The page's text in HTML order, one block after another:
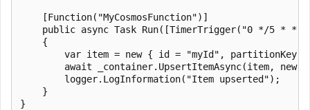
    [Function("MyCosmosFunction")]
public async Task Run([TimerTrigger("0 */5 * *
    {
var item = new { id = "myId", partitionKey
await _container.UpsertItemAsync(item, new
        logger.LogInformation("Item upserted");
    }